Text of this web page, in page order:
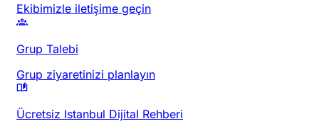
Ekibimizle iletişime geçin
Grup Talebi
Grup ziyaretinizi planlayın
Ücretsiz Istanbul Dijital Rehberi